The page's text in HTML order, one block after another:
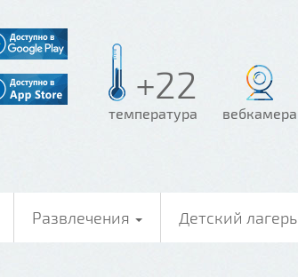
+22
температура вебкамера
Развлечения Детский лагерь